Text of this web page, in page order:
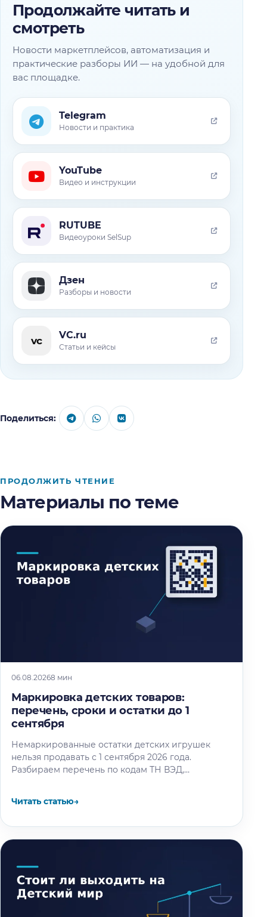
Продолжайте читать и
смотреть
Новости маркетплейсов, автоматизация и
практические разборы ИИ — на удобной для
вас площадке.
Telegram
Новости и практика
YouTube
Видео и инструкции
RUTUBE
Видеоуроки SelSup
Дзен
Разборы и новости
vc VC.ru
Статьи и кейсы
Поделиться:
ПРОДОЛЖИТЬ ЧТЕНИЕ
Материалы по теме
06.08.20268 мин
Маркировка детских товаров:
перечень, сроки и остатки до 1
сентября
Немаркированные остатки детских игрушек
нельзя продавать с 1 сентября 2026 года.
Разбираем перечень по кодам ТН ВЭД,
Читать статью→